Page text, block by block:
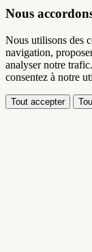
Nous
Nous utilisons des
navigation,
analyser notre
consentez à notre
Tout accepter